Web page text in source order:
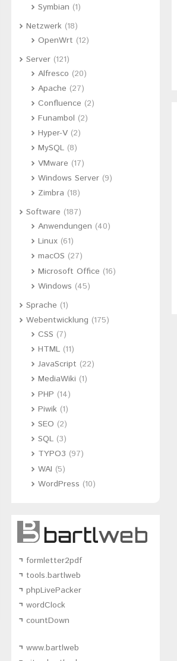
Symbian (1)
Netzwerk (18)
OpenWrt (12)
Server (121)
Alfresco (20)
Apache (27)
Confluence (2)
Funambol (2)
Hyper-V(2)
MySQL(8)
VMware (17)
Windows Server(9)
Zimbra (18)
Software (187)
Anwendungen (40)
Linux(61)
macOS (27)
Microsoft Office (16)
Windows (45)
Sprache (1)
Webentwicklung (175)
CSS (7)
HTML(11)
JavaScript (22)
MediaWiki (1)
PHP (14)
Piwik(1)
SEO (2)
SQL(3)
TYPO3 (97)
WAI (5)
WordPress (10)
formletter2pdf
tools.bartlweb
phpLivePacker
wordClock
countDown
www.bartlweb